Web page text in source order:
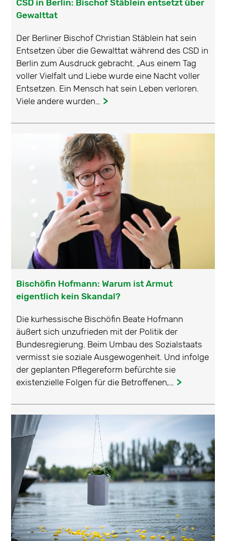
CSD in Berlin: Bischof Stäblein entsetzt über
Gewalttat
Der Berliner Bischof Christian Stäblein hat sein
Entsetzen über die Gewalttat während des CSD in
Berlin zum Ausdruck gebracht. „Aus einem Tag
voller Vielfalt und Liebe wurde eine Nacht voller
Entsetzen. Ein Mensch hat sein Leben verloren.
Viele andere wurden… ...
Bischöfin Hofmann: Warum ist Armut
eigentlich kein Skandal?
Die kurhessische Bischöfin Beate Hofmann
äußert sich unzufrieden mit der Politik der
Bundesregierung. Beim Umbau des Sozialstaats
vermisst sie soziale Ausgewogenheit. Und infolge
der geplanten Pflegereform befürchte sie
existenzielle Folgen für die Betroffenen,… ...